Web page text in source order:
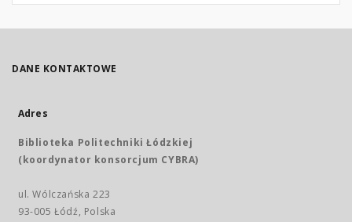
DANE KONTAKTOWE
Adres
Biblioteka Politechniki Łódzkiej
(koordynator konsorcjum CYBRA)
ul. Wólczańska 223
93-005 Łódź, Polska